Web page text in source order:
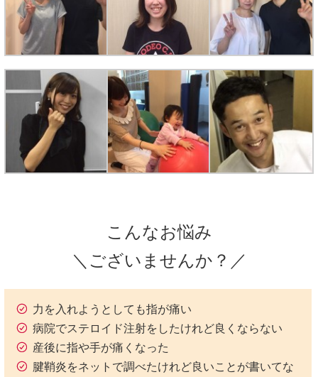
こんなお悩み
＼ございませんか？／
力を入れようとしても指が痛い
病院でステロイド注射をしたけれど良くならない
産後に指や手が痛くなった
腱鞘炎をネットで調べたけれど良いことが書いてな